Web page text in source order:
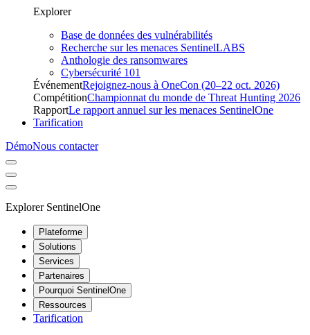
Explorer
Base de données des vulnérabilités
Recherche sur les menaces SentinelLABS
Anthologie des ransomwares
Cybersécurité 101
ÉvénementRejoignez-nous à OneCon (20–22 oct. 2026)
CompétitionChampionnat du monde de Threat Hunting 2026
RapportLe rapport annuel sur les menaces SentinelOne
Tarification
DémoNous contacter
Explorer SentinelOne
Plateforme
Solutions
Services
Partenaires
Pourquoi SentinelOne
Ressources
Tarification